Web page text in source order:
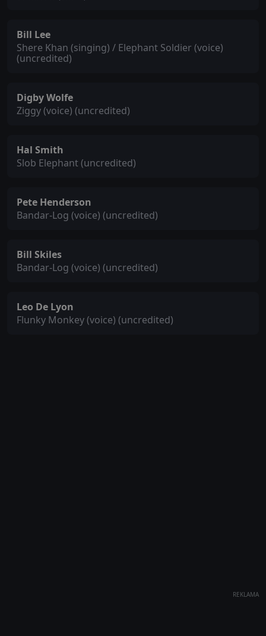
Bill Lee
Shere Khan (singing) / Elephant Soldier (voice)
(uncredited)
Digby Wolfe
Ziggy (voice) (uncredited)
Hal Smith
Slob Elephant (uncredited)
Pete Henderson
Bandar-Log (voice) (uncredited)
Bill Skiles
Bandar-Log (voice) (uncredited)
Leo De Lyon
Flunky Monkey (voice) (uncredited)
REKLAMA